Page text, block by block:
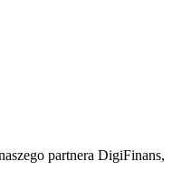
partnera DigiFinans,